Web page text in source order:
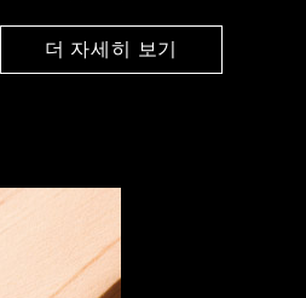
더 자세히 보기